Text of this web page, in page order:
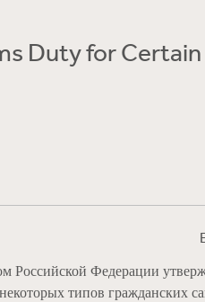
Duty for
Российской Федерации
типов гражданских